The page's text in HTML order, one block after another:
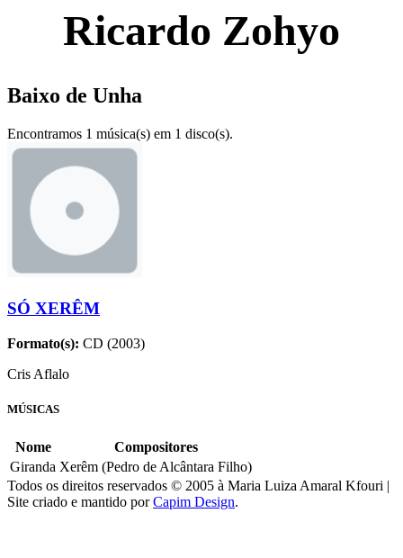
Ricardo Zohyo
Baixo de Unha
Encontramos 1 música(s) em 1 disco(s).
SÓ XERÊM
Formato(s): CD (2003)
Cris Aflalo
MÚSICAS
Nome
Compositores
Giranda Xerêm (Pedro de Alcântara Filho)
Todos os direitos reservados © 2005 à Maria Luiza Amaral Kfouri |
Site criado e mantido porCapim Design.